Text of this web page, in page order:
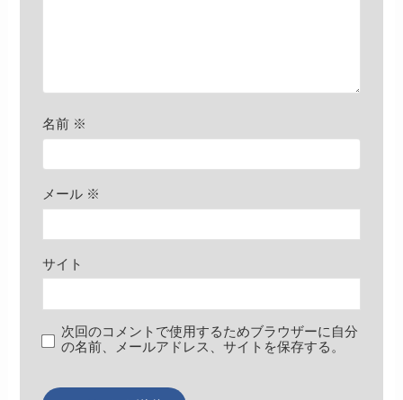
名前 ※
メール ※
サイト
次回のコメントで使用するためブラウザーに自分
の名前、メールアドレス、サイトを保存する。